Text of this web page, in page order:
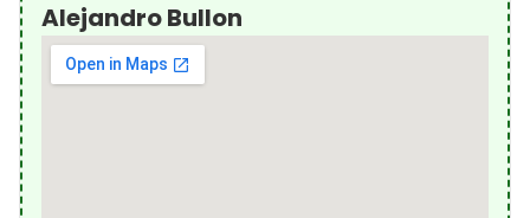
Alejandro Bullon